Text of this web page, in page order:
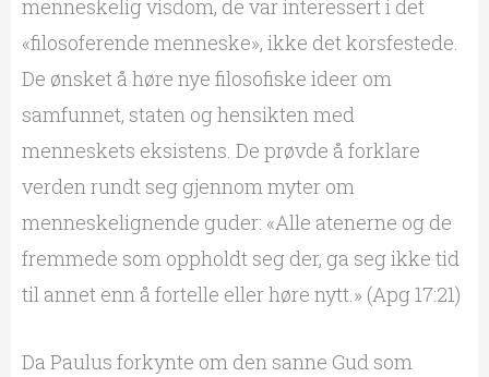
menneskelig visdom, de var interessert i det
«filosoferende menneske», ikke det korsfestede.
De ønsket å høre nye filosofiske ideer om
samfunnet, staten og hensikten med
menneskets eksistens. De prøvde å forklare
verden rundt seg gjennom myter om
menneskelignende guder: «Alle atenerne og de
fremmede som oppholdt seg der, ga seg ikke tid
til annet enn å fortelle eller høre nytt.» (Apg 17:21)
Da Paulus forkynte om den sanne Gud som